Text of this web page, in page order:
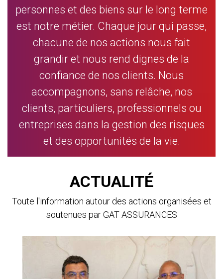
personnes et des biens sur le long terme
est notre métier. Chaque jour qui passe,
chacune de nos actions nous fait
grandir et nous rend dignes de la
confiance de nos clients. Nous
accompagnons, sans relâche, nos
clients, particuliers, professionnels ou
entreprises dans la gestion des risques
et des opportunités de la vie.
ACTUALITÉ
Toute l'information autour des actions organisées et
soutenues par GAT ASSURANCES